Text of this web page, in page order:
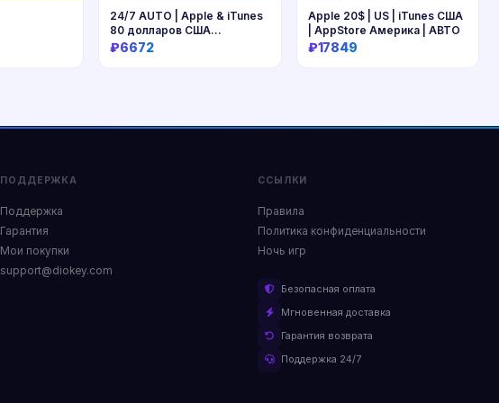
24/7 AUTO | Apple & iTunes
80 долларов США
(подарочная карта)
₽6672
Apple 20$ | US | iTunes США
| AppStore Америка | АВТО
₽17849
ПОДДЕРЖКА
Поддержка
Гарантия
Мои покупки
support@diokey.com
ССЫЛКИ
Правила
Политика конфиденциальности
Ночь игр
Безопасная оплата
Мгновенная доставка
Гарантия возврата
Поддержка 24/7